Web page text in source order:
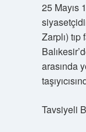
25 Mayıs
Zarplı) tıp
arasında
Tavsiyeli